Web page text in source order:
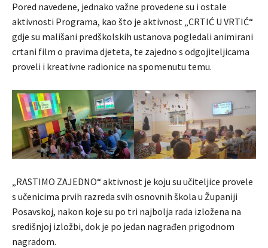
Pored navedene, jednako važne provedene su i ostale
aktivnosti Programa, kao što je aktivnost „CRTIĆ U VRTIĆ“
gdje su mališani predškolskih ustanova pogledali animirani
crtani film o pravima djeteta, te zajedno s odgojiteljicama
proveli i kreativne radionice na spomenutu temu.
„RASTIMO ZAJEDNO“ aktivnost je koju su učiteljice provele
s učenicima prvih razreda svih osnovnih škola u Županiji
Posavskoj, nakon koje su po tri najbolja rada izložena na
središnjoj izložbi, dok je po jedan nagrađen prigodnom
nagradom.